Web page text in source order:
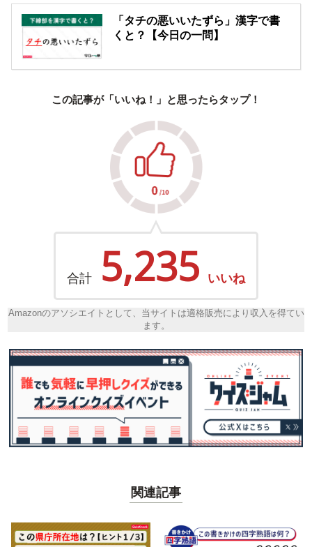
「タチの悪いいたずら」漢字で書
くと？【今日の一問】
この記事が「いいね！」と思ったらタップ！
合計 5,235 いいね
Amazonのアソシエイトとして、当サイトは適格販売により収入を得てい
ます。
関連記事